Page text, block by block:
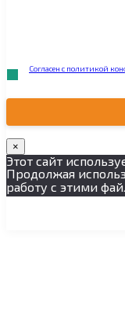
Согласен с политикой
×
Этот сайт
Продолжая
работу с этими